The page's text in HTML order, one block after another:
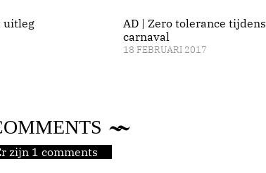
uitleg
AD | Zero tolerance tijdens
carnaval
18 FEBRUARI 2017
zijn 1 comments